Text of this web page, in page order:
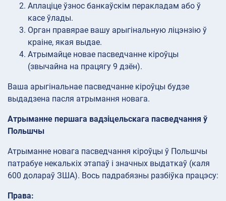
Аплаціце ўзнос банкаўскім перакладам або ў
касе ўлады.
Орган правярае вашу арыгінальную ліцэнзію ў
краіне, якая выдае.
Атрымайце новае пасведчанне кіроўцы
(звычайна на працягу 9 дзён).
Ваша арыгінальнае пасведчанне кіроўцы будзе
выдадзена пасля атрымання новага.
Атрыманне першага вадзіцельскага пасведчання ў
Польшчы
Атрыманне новага пасведчання кіроўцы ў Польшчы
патрабуе некалькіх этапаў і значных выдаткаў (каля
600 долараў ЗША). Вось падрабязны разбіўка працэсу:
Права: